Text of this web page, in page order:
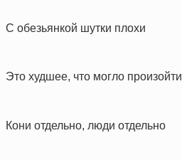
С обезьянкой шутки плохи
Это худшее, что могло произойти
Кони отдельно, люди отдельно